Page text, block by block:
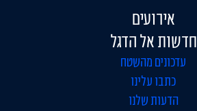
אירועים
חדשות אל הדגל
עדכונים מהשטח
כתבו עלינו
הדעות שלנו